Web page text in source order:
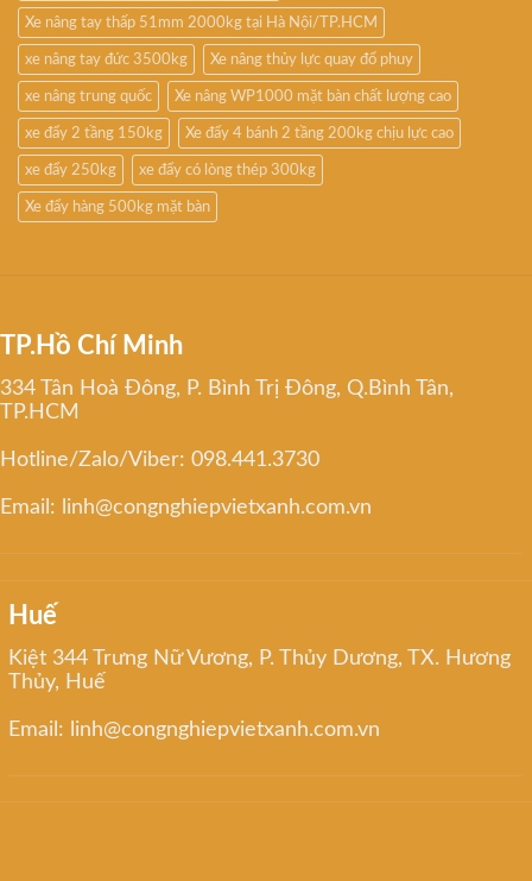
Xe nâng tay thấp 51mm 2000kg tại Hà Nội/TP.HCM
xe nâng tay đức 3500kg Xe nâng thủy lực quay đổ phuy
xe nâng trung quốc Xe nâng WP1000 mặt bàn chất lượng cao
xe đẩy 2 tầng 150kg Xe đẩy 4 bánh 2 tầng 200kg chịu lực cao
xe đẩy 250kg xe đẩy có lòng thép 300kg
Xe đẩy hàng 500kg mặt bàn
TP.Hồ Chí Minh
334 Tân Hoà Đông, P. Bình Trị Đông, Q.Bình Tân,
TP.HCM
Hotline/Zalo/Viber: 098.441.3730
Email: linh@congnghiepvietxanh.com.vn
Huế
Kiệt 344 Trưng Nữ Vương, P. Thủy Dương, TX. Hương
Thủy, Huế
Email: linh@congnghiepvietxanh.com.vn